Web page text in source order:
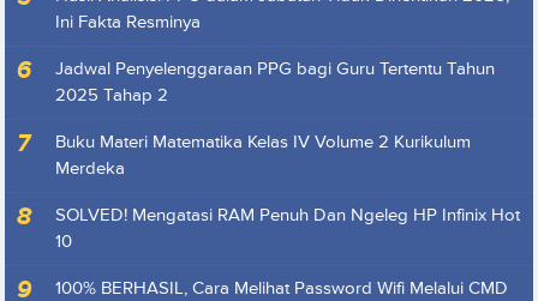
Ini Fakta Resminya
Jadwal Penyelenggaraan PPG bagi Guru Tertentu Tahun
2025 Tahap 2
Buku Materi Matematika Kelas IV Volume 2 Kurikulum
Merdeka
SOLVED! Mengatasi RAM Penuh Dan Ngeleg HP Infinix Hot
10
100% BERHASIL, Cara Melihat Password Wifi Melalui CMD